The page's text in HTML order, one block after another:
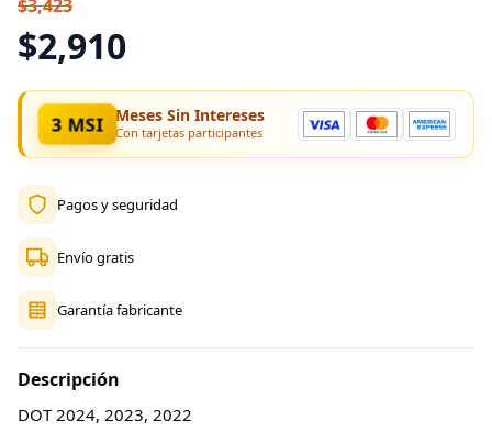
$3,423
$2,910
3 MSI Meses Sin Intereses
Con tarjetas participantes
Pagos y seguridad
Envío gratis
Garantía fabricante
Descripción
DOT 2024, 2023, 2022